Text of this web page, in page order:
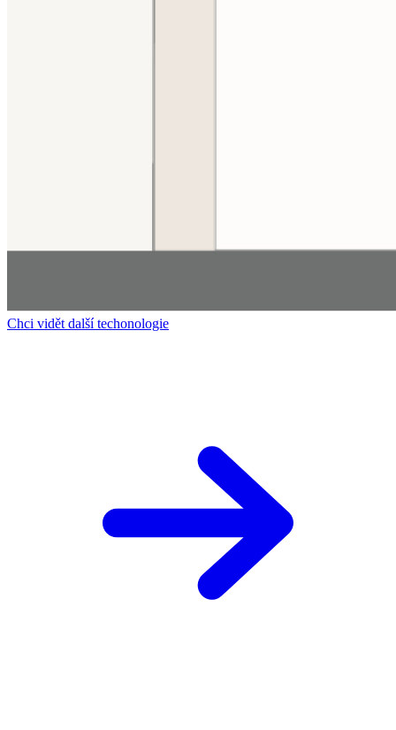
Chci vidět další techonologie